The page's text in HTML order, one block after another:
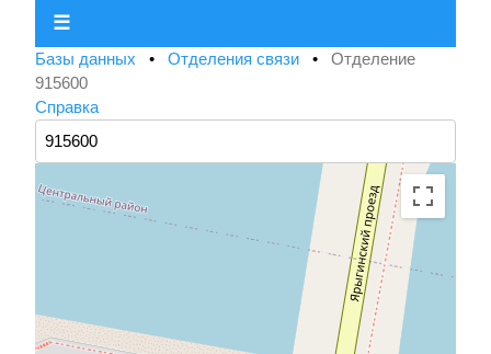
☰
Базы данных • Отделения связи • Отделение
915600
Справка